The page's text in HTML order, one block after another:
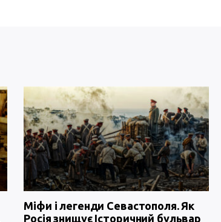
Міфи і легенди Севастополя. Як
Росія знищує Історичний бульвар